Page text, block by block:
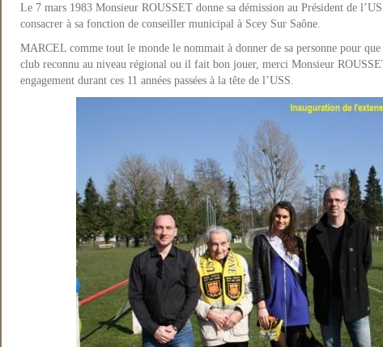
Le 7 mars 1983 Monsieur ROUSSET donne sa démission au Président de
consacrer à sa fonction de conseiller municipal à Scey Sur Saône.
MARCEL comme tout le monde le nommait à donner de sa personne pour
club reconnu au niveau régional ou il fait bon jouer, merci Monsieur
engagement durant ces 11 années passées à la tête de l’USS.